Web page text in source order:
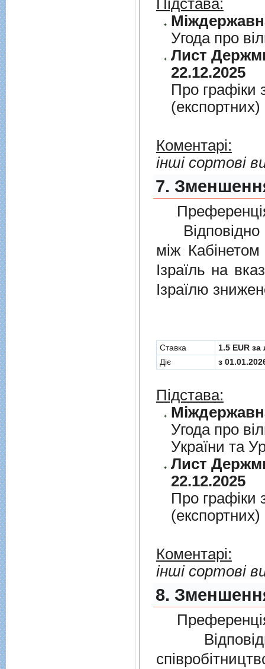
Підстава:
Угода про
Лист
22.12.2025
Про графiки
Коментарі:
інші сортові
7.
Відповідно
мiж Кабінетом
Ізраїль на
Ізраїлю
Cтавка
1.5 EUR за
Діє
з
Підстава:
Угода про
України та
Лист
22.12.2025
Про графiки
Коментарі:
інші сортові
8.